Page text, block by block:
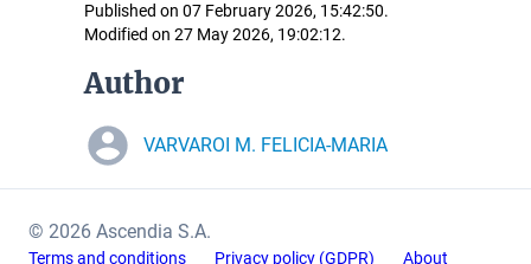
Published on 07 February 2026, 15:42:50.
Modified on 27 May 2026, 19:02:12.
Author
VARVAROI M. FELICIA-MARIA
© 2026 Ascendia S.A.
Terms and conditions Privacy policy (GDPR) About